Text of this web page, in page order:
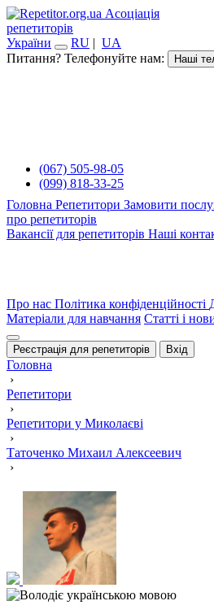
Асоціація
репетиторів
України
RU | UA
Питання? Телефонуйте нам:
Наші
(067) 505-98-05
(099) 818-33-25
Головна Репетитори Замовити
про репетиторів
Вакансії для репетиторів Наші
Про нас Політика конфіденційності
Матеріали для навчання Статті і
Реєстрація для репетиторів Вхід
Головна
›
Репетитори
›
Репетитори у Миколаєві
›
Таточенко Михаил Алексеевич
›